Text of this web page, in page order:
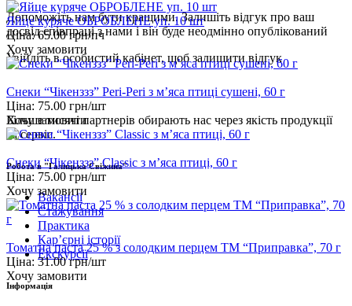
Яйце куряче ОБРОБЛЕНЕ уп. 10 шт
Ціна:65.00 грн/пч
Хочу замовити
Снеки “Чікенззз” Peri-Peri з м’яса птиці сушені, 60 г
Ціна: 75.00 грн/шт
Хочу замовити
Снеки “Чікенззз” Classic з м’яса птиці, 60 г
Ціна: 75.00 грн/шт
Хочу замовити
Томатна паста 25 % з солодким перцем ТМ “Приправка”, 70 г
Ціна: 31.00 грн/шт
Хочу замовити
Допоможіть нам бути кращими. Залишіть відгук про ваш
досвід співпраці з нами і він буде неодмінно опублікований
Увійдітьв особистий кабінет, щоб залишити відгук
Більше тисячі партнерів обирають нас через якість продукції
та сервіс.
Робота в "Галицька Свіжина"
Вакансії
Стажування
Практика
Карʼєрні історії
Екскурсії
Інформація